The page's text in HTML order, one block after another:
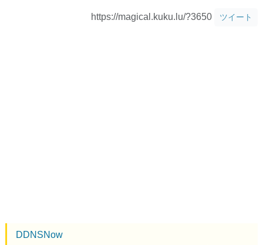
https://magical.kuku.lu/?3650 ツイート
DDNSNow